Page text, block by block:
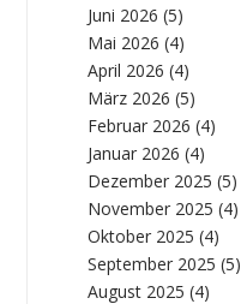
Juni 2026 (5)
Mai 2026 (4)
April 2026 (4)
März 2026 (5)
Februar 2026 (4)
Januar 2026 (4)
Dezember 2025 (5)
November 2025 (4)
Oktober 2025 (4)
September 2025 (5)
August 2025 (4)